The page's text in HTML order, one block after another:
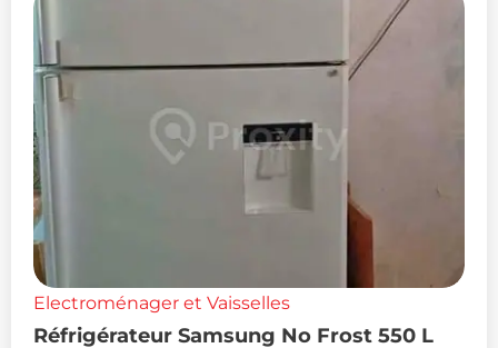
Electroménager et Vaisselles
Réfrigérateur Samsung No Frost 550 L